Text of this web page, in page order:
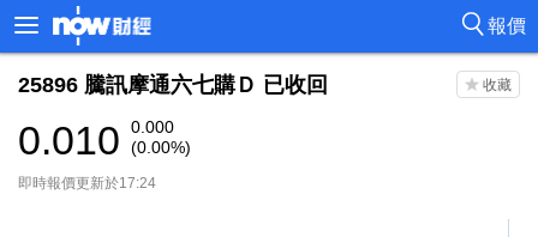
報價
25896 騰訊摩通六七購Ｄ 已收回
0.010
0.000
(0.00%)
即時報價更新於17:24